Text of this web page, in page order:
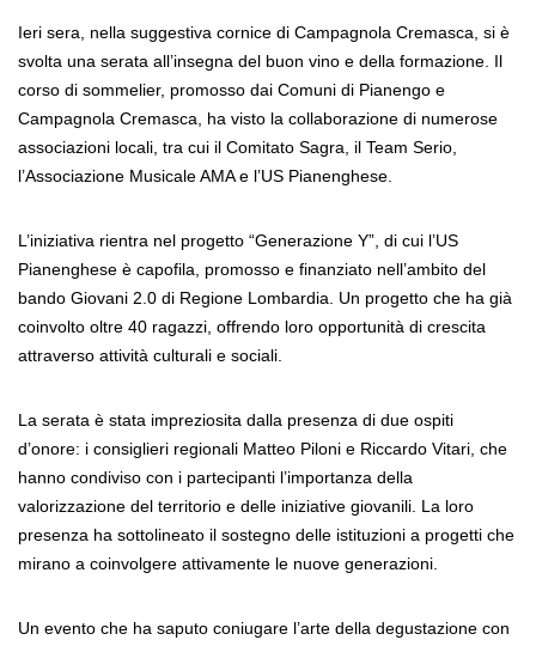
Ieri sera, nella suggestiva cornice di Campagnola Cremasca, si è
svolta una serata all’insegna del buon vino e della formazione. Il
corso di sommelier, promosso dai Comuni di Pianengo e
Campagnola Cremasca, ha visto la collaborazione di numerose
associazioni locali, tra cui il Comitato Sagra, il Team Serio,
l’Associazione Musicale AMA e l’US Pianenghese.
L’iniziativa rientra nel progetto “Generazione Y”, di cui l’US
Pianenghese è capofila, promosso e finanziato nell’ambito del
bando Giovani 2.0 di Regione Lombardia. Un progetto che ha già
coinvolto oltre 40 ragazzi, offrendo loro opportunità di crescita
attraverso attività culturali e sociali.
La serata è stata impreziosita dalla presenza di due ospiti
d’onore: i consiglieri regionali Matteo Piloni e Riccardo Vitari, che
hanno condiviso con i partecipanti l’importanza della
valorizzazione del territorio e delle iniziative giovanili. La loro
presenza ha sottolineato il sostegno delle istituzioni a progetti che
mirano a coinvolgere attivamente le nuove generazioni.
Un evento che ha saputo coniugare l’arte della degustazione con